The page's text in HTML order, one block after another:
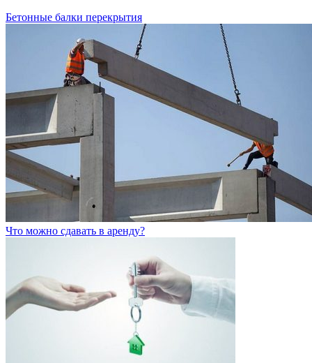
Бетонные балки перекрытия
Что можно сдавать в аренду?